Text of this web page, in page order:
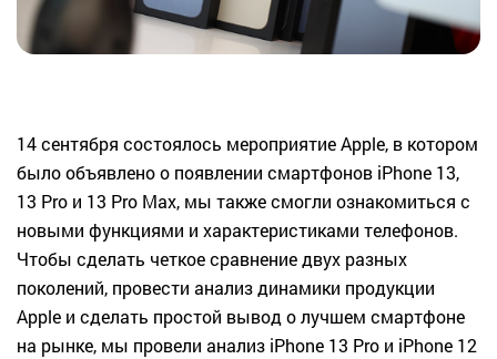
14 сентября состоялось мероприятие Apple, в котором
было объявлено о появлении смартфонов iPhone 13,
13 Pro и 13 Pro Max, мы также смогли ознакомиться с
новыми функциями и характеристиками телефонов.
Чтобы сделать четкое сравнение двух разных
поколений, провести анализ динамики продукции
Apple и сделать простой вывод о лучшем смартфоне
на рынке, мы провели анализ iPhone 13 Pro и iPhone 12